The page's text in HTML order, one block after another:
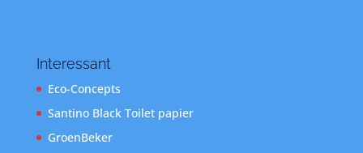
Interessant
Eco-Concepts
Santino Black Toilet papier
GroenBeker